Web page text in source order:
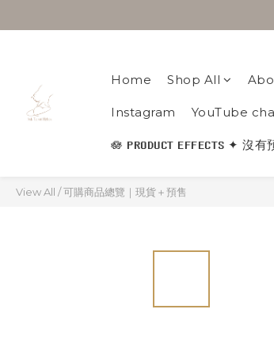
Home Shop All
Instagram YouTube
🪷 𝐏𝐑𝐎𝐃𝐔𝐂𝐓 𝐄𝐅𝐅𝐄𝐂𝐓𝐒 ✦ 沒有
View All /可購商品總覽｜現貨＋預售